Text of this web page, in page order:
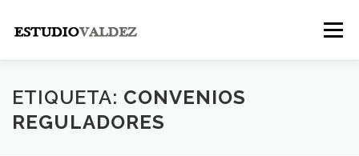
contenido
Menú
INICIO INSTITUCIONAL NOSOTROS
ETIQUETA: CONVENIOS
REGULADORES